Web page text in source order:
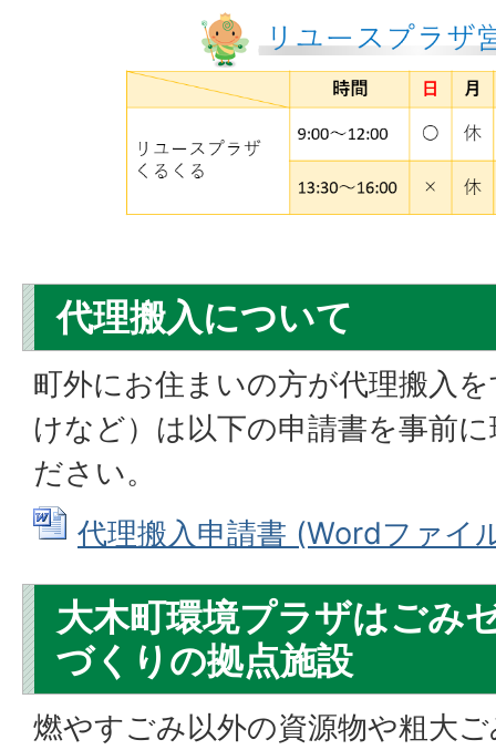
代理搬入について
町外にお住まいの方が代理搬入
けなど）は以下の申請書を事前
ださい。
代理搬入申請書 (Wordファイ
大木町環境プラザはごみ
づくりの拠点施設
燃やすごみ以外の資源物や粗大